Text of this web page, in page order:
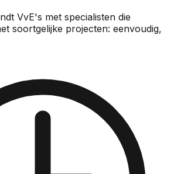
VvE's met specialisten die
soortgelijke projecten: eenvoudig,